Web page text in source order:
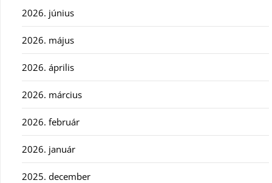
2026. június
2026. május
2026. április
2026. március
2026. február
2026. január
2025. december